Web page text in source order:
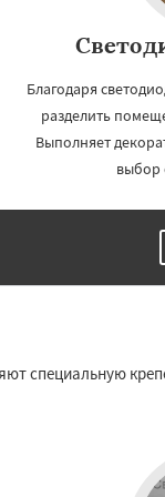
Благодаря
разделить
Выполняет
выбор
специальную